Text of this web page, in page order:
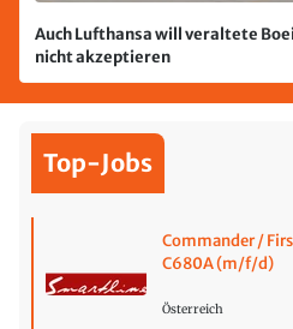
Auch Lufthansa will veraltete
nicht akzeptieren
Top-Jobs
Commander /
C680A (m/f/d)
Österreich